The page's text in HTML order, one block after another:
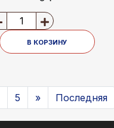
В КОРЗИНУ
5 » Последняя